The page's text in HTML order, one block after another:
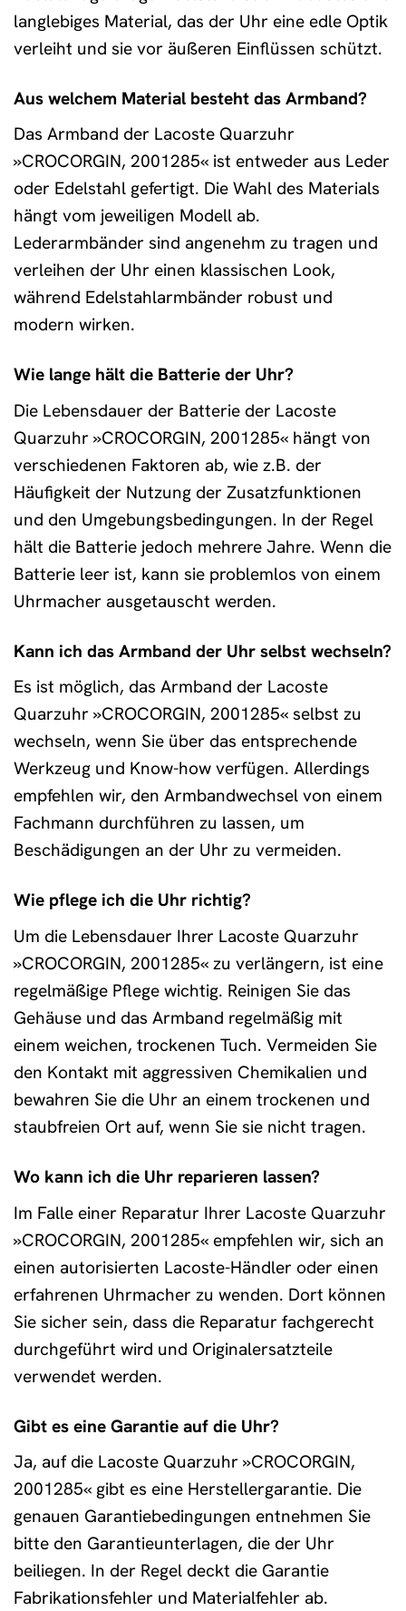
langlebiges Material, das der Uhr eine edle Optik
verleiht und sie vor äußeren Einflüssen schützt.
Aus welchem Material besteht das Armband?
Das Armband der Lacoste Quarzuhr
»CROCORGIN, 2001285« ist entweder aus Leder
oder Edelstahl gefertigt. Die Wahl des Materials
hängt vom jeweiligen Modell ab.
Lederarmbänder sind angenehm zu tragen und
verleihen der Uhr einen klassischen Look,
während Edelstahlarmbänder robust und
modern wirken.
Wie lange hält die Batterie der Uhr?
Die Lebensdauer der Batterie der Lacoste
Quarzuhr »CROCORGIN, 2001285« hängt von
verschiedenen Faktoren ab, wie z.B. der
Häufigkeit der Nutzung der Zusatzfunktionen
und den Umgebungsbedingungen. In der Regel
hält die Batterie jedoch mehrere Jahre. Wenn die
Batterie leer ist, kann sie problemlos von einem
Uhrmacher ausgetauscht werden.
Kann ich das Armband der Uhr selbst wechseln?
Es ist möglich, das Armband der Lacoste
Quarzuhr »CROCORGIN, 2001285« selbst zu
wechseln, wenn Sie über das entsprechende
Werkzeug und Know-how verfügen. Allerdings
empfehlen wir, den Armbandwechsel von einem
Fachmann durchführen zu lassen, um
Beschädigungen an der Uhr zu vermeiden.
Wie pflege ich die Uhr richtig?
Um die Lebensdauer Ihrer Lacoste Quarzuhr
»CROCORGIN, 2001285« zu verlängern, ist eine
regelmäßige Pflege wichtig. Reinigen Sie das
Gehäuse und das Armband regelmäßig mit
einem weichen, trockenen Tuch. Vermeiden Sie
den Kontakt mit aggressiven Chemikalien und
bewahren Sie die Uhr an einem trockenen und
staubfreien Ort auf, wenn Sie sie nicht tragen.
Wo kann ich die Uhr reparieren lassen?
Im Falle einer Reparatur Ihrer Lacoste Quarzuhr
»CROCORGIN, 2001285« empfehlen wir, sich an
einen autorisierten Lacoste-Händler oder einen
erfahrenen Uhrmacher zu wenden. Dort können
Sie sicher sein, dass die Reparatur fachgerecht
durchgeführt wird und Originalersatzteile
verwendet werden.
Gibt es eine Garantie auf die Uhr?
Ja, auf die Lacoste Quarzuhr »CROCORGIN,
2001285« gibt es eine Herstellergarantie. Die
genauen Garantiebedingungen entnehmen Sie
bitte den Garantieunterlagen, die der Uhr
beiliegen. In der Regel deckt die Garantie
Fabrikationsfehler und Materialfehler ab.